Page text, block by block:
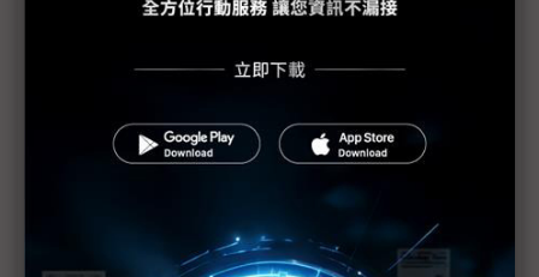
NVIDIA大手筆投資OpenAI千億美元 部署10GW AI
資料中心
Meta擴大AI算力需求 傳與甲骨文洽談200億美元雲